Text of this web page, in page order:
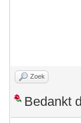
Zoek
Bedankt